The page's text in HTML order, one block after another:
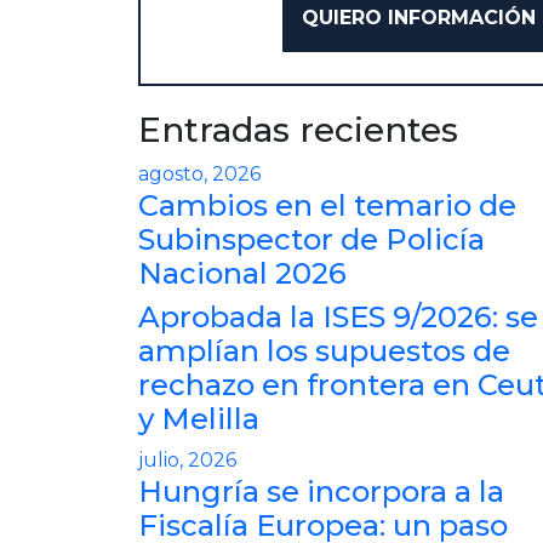
Entradas recientes
agosto, 2026
Cambios en el temario de
Subinspector de Policía
Nacional 2026
Aprobada la ISES 9/2026: se
amplían los supuestos de
rechazo en frontera en
y Melilla
julio, 2026
Hungría se incorpora a la
Fiscalía Europea: un paso